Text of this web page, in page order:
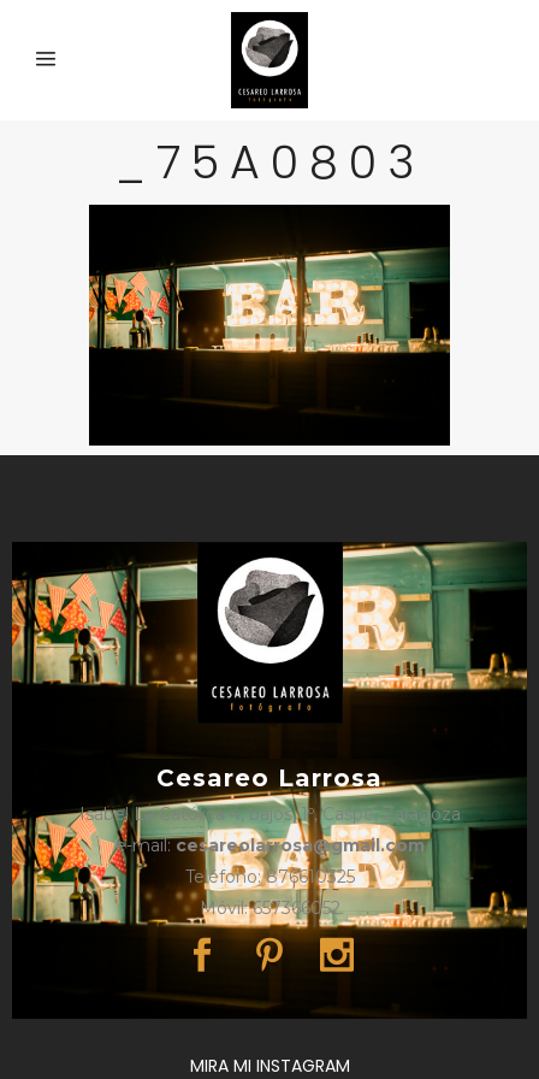
_75A0803
Cesareo Larrosa
Isabel La Católica 4, bajos, 1º, Caspe, Zaragoza
e-mail:cesareolarrosa@gmail.com
Teléfono: 876610325
Móvil: 657366052
MIRA MI INSTAGRAM